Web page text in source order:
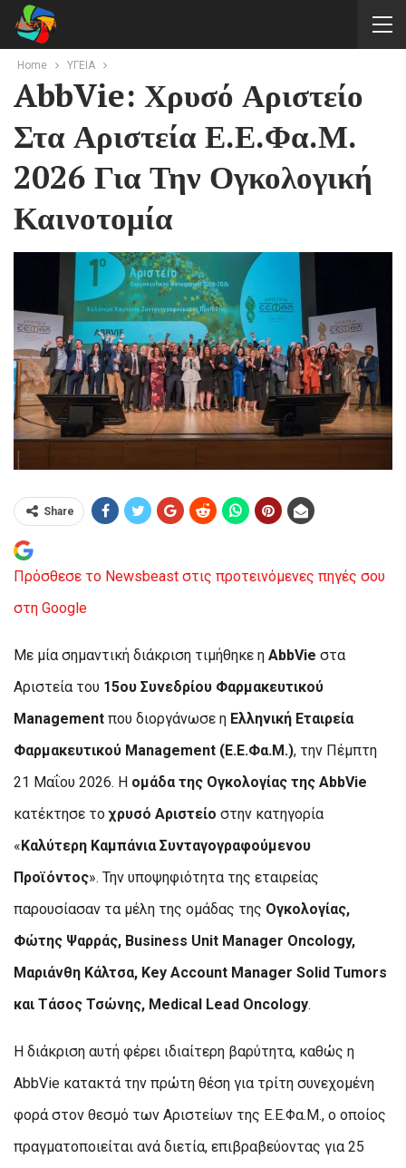
Home ΥΓΕΙΑ
AbbVie: Χρυσό Αριστείο
Στα Αριστεία Ε.Ε.Φα.Μ.
2026 Για Την Ογκολογική
Καινοτομία
Share
Πρόσθεσε το Newsbeast στις προτεινόμενες πηγές σου
στη Google
Με μία σημαντική διάκριση τιμήθηκε η AbbVie στα
Αριστεία του 15ου Συνεδρίου Φαρμακευτικού
Management που διοργάνωσε η Ελληνική Εταιρεία
Φαρμακευτικού Management (Ε.Ε.Φα.Μ.), την Πέμπτη
21 Μαΐου 2026. Η ομάδα της Ογκολογίας της AbbVie
κατέκτησε τοχρυσό Αριστείο στην κατηγορία
«Καλύτερη Καμπάνια Συνταγογραφούμενου
Προϊόντος». Την υποψηφιότητα της εταιρείας
παρουσίασαν τα μέλη της ομάδας της Ογκολογίας,
Φώτης Ψαρράς, Business Unit Manager Oncology,
Μαριάνθη Κάλτσα, Key Account Manager Solid Tumors
και Τάσος Τσώνης, Medical Lead Oncology.
Η διάκριση αυτή φέρει ιδιαίτερη βαρύτητα, καθώς η
AbbVie κατακτά την πρώτη θέση για τρίτη συνεχομένη
φορά στον θεσμό των Αριστείων της Ε.Ε.Φα.Μ., ο οποίος
πραγματοποιείται ανά διετία, επιβραβεύοντας για 25